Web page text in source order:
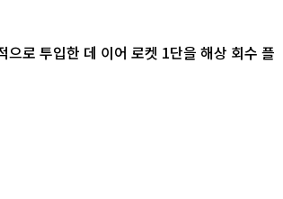
로 투입한 데 이어 로켓 1단을 해상 회수 플